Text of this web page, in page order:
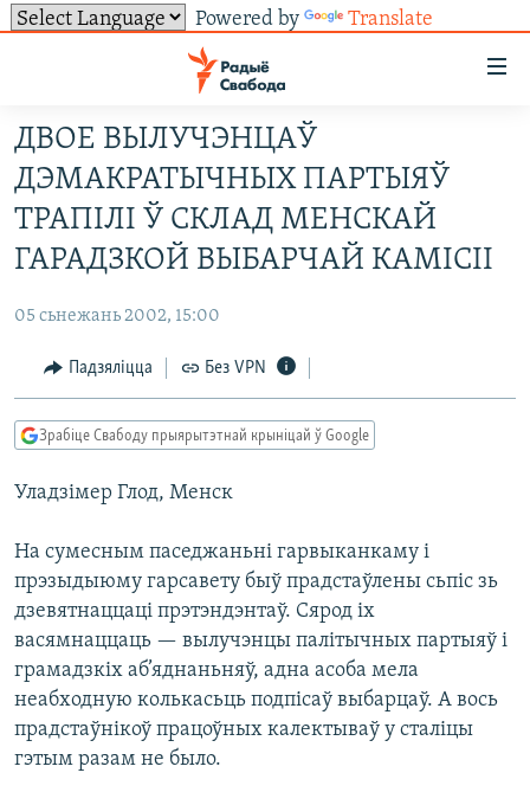
Powered by Translate
ўнівэрсальнага
доступу
Перайсьці
да
галоўнага
зьместу
да
навігацыі
Перайсьці
да
НАВІНЫ
ЭКАНОМІКА
БЕЛАРУСЫ НА ВАЙНЕ
ПАЛІТВЯЗЬНІ
КАЛЯНДАР
ТОЛЬКІ НА СВАБОДЗЕ
ГІСТОРЫЯ НА СВАБОДЗЕ
ПАДКАСТЫ
АЎДЫЁКНІГІ
PREMIUM
НА ХВАЛЯХ СВАБОДЫ
СУВЯЗЬ
ПАДЗЯЛІЦЦА ІНФАРМАЦЫЯЙ
ПАДКАСТЫ
TWITTER
Усе сайты РС/РСЭ
ДВОЕ ВЫЛУЧЭНЦАЎ
ДЭМАКРАТЫЧНЫХ ПАРТЫЯЎ
ТРАПІЛІ Ў СКЛАД МЕНСКАЙ
ГАРАДЗКОЙ ВЫБАРЧАЙ КАМІСІІ
05 сьнежань 2002, 15:00
Падзяліцца Без VPN
Зрабіце Свабоду прыярытэтнай крыніцай ў Google
Уладзімер Глод, Менск
На сумесным паседжаньні гарвыканкаму і
прэзыдыюму гарсавету быў прадстаўлены сьпіс зь
дзевятнаццаці прэтэндэнтаў. Сярод іх
васямнаццаць — вылучэнцы палітычных партыяў і
грамадзкіх аб’яднаньняў, адна асоба мела
неабходную колькасьць подпісаў выбарцаў. А вось
прадстаўнікоў працоўных калектываў у сталіцы
гэтым разам не было.